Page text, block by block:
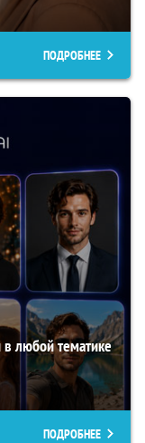
ПОДРОБНЕЕ
любой тематике
ПОДРОБНЕЕ